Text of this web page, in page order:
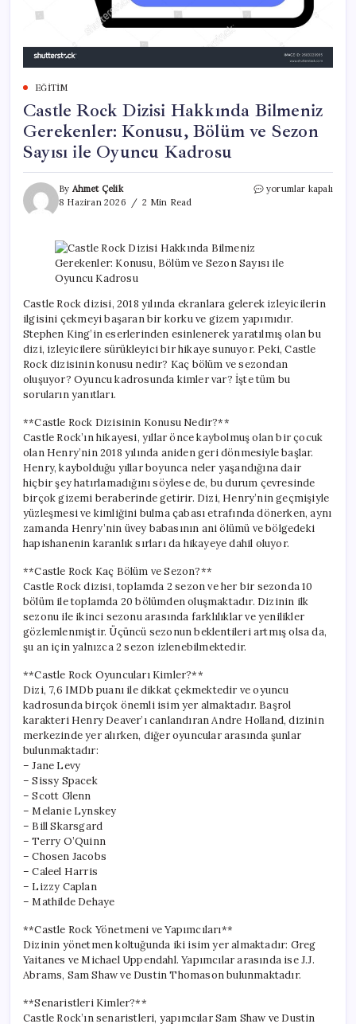
EĞITIM
Castle Rock Dizisi Hakkında Bilmeniz
Gerekenler: Konusu, Bölüm ve Sezon
Sayısı ile Oyuncu Kadrosu
By Ahmet Çelik
8 Haziran 2026
2 Min Read
Castle
Konusu,
Sezon
Sayısı
ile
Oyuncu
Kadrosu
için
yorumlar kapalı
Castle Rock dizisi, 2018 yılında ekranlara gelerek izleyicilerin
ilgisini çekmeyi başaran bir korku ve gizem yapımıdır.
Stephen King’in eserlerinden esinlenerek yaratılmış olan bu
dizi, izleyicilere sürükleyici bir hikaye sunuyor. Peki, Castle
Rock dizisinin konusu nedir? Kaç bölüm ve sezondan
oluşuyor? Oyuncu kadrosunda kimler var? İşte tüm bu
soruların yanıtları.
**Castle Rock Dizisinin Konusu Nedir?**
Castle Rock’ın hikayesi, yıllar önce kaybolmuş olan bir çocuk
olan Henry’nin 2018 yılında aniden geri dönmesiyle başlar.
Henry, kaybolduğu yıllar boyunca neler yaşandığına dair
hiçbir şey hatırlamadığını söylese de, bu durum çevresinde
birçok gizemi beraberinde getirir. Dizi, Henry’nin geçmişiyle
yüzleşmesi ve kimliğini bulma çabası etrafında dönerken, aynı
zamanda Henry’nin üvey babasının ani ölümü ve bölgedeki
hapishanenin karanlık sırları da hikayeye dahil oluyor.
**Castle Rock Kaç Bölüm ve Sezon?**
Castle Rock dizisi, toplamda 2 sezon ve her bir sezonda 10
bölüm ile toplamda 20 bölümden oluşmaktadır. Dizinin ilk
sezonu ile ikinci sezonu arasında farklılıklar ve yenilikler
gözlemlenmiştir. Üçüncü sezonun beklentileri artmış olsa da,
şu an için yalnızca 2 sezon izlenebilmektedir.
**Castle Rock Oyuncuları Kimler?**
Dizi, 7,6 IMDb puanı ile dikkat çekmektedir ve oyuncu
kadrosunda birçok önemli isim yer almaktadır. Başrol
karakteri Henry Deaver’ı canlandıran Andre Holland, dizinin
merkezinde yer alırken, diğer oyuncular arasında şunlar
bulunmaktadır:
– Jane Levy
– Sissy Spacek
– Scott Glenn
– Melanie Lynskey
– Bill Skarsgard
– Terry O’Quinn
– Chosen Jacobs
– Caleel Harris
– Lizzy Caplan
– Mathilde Dehaye
**Castle Rock Yönetmeni ve Yapımcıları**
Dizinin yönetmen koltuğunda iki isim yer almaktadır: Greg
Yaitanes ve Michael Uppendahl. Yapımcılar arasında ise J.J.
Abrams, Sam Shaw ve Dustin Thomason bulunmaktadır.
**Senaristleri Kimler?**
Castle Rock’ın senaristleri, yapımcılar Sam Shaw ve Dustin